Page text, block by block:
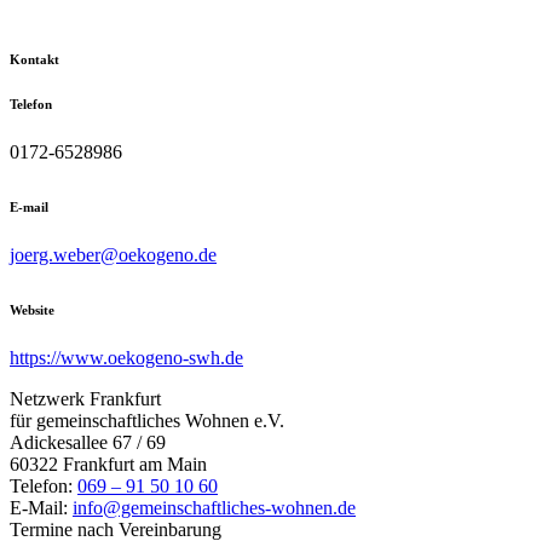
Kontakt
Telefon
0172-6528986
E-mail
joerg.weber@oekogeno.de
Website
https://www.oekogeno-swh.de
Netzwerk Frankfurt
für gemeinschaftliches Wohnen e.V.
Adickesallee 67 / 69
60322 Frankfurt am Main
Telefon: 069 – 91 50 10 60
E-Mail: info@gemeinschaftliches-wohnen.de
Termine nach Vereinbarung